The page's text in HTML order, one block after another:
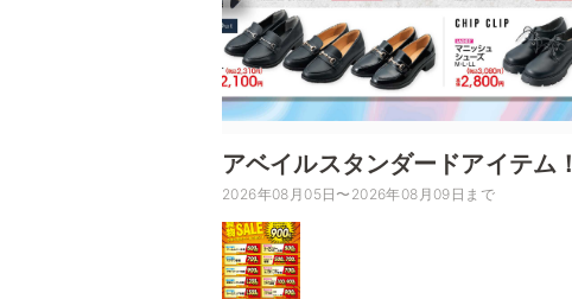
アベイルスタンダードアイテム！
2026年08月05日〜2026年08月09日まで